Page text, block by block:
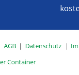
AGB| Datenschutz|
Container